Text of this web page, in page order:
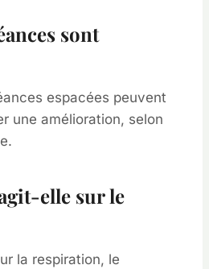
sont
espacées peuvent
une amélioration, selon
elle sur le
la respiration, le